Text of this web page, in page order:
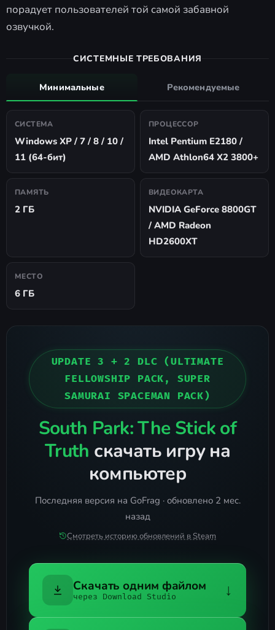
порадует пользователей той самой забавной
озвучкой.
СИСТЕМНЫЕ ТРЕБОВАНИЯ
Минимальные Рекомендуемые
СИСТЕМА
Windows XP / 7 / 8 / 10 /
11 (64-бит)
ПРОЦЕССОР
Intel Pentium E2180 /
AMD Athlon64 X2 3800+
ПАМЯТЬ
2 ГБ
ВИДЕОКАРТА
NVIDIA GeForce 8800GT
/ AMD Radeon
HD2600XT
МЕСТО
6 ГБ
UPDATE 3 + 2 DLC (ULTIMATE
FELLOWSHIP PACK, SUPER
SAMURAI SPACEMAN PACK)
South Park: The Stick of
Truth скачать игру на
компьютер
Последняя версия на GoFrag · обновлено 2 мес.
назад
Смотреть историю обновлений в Steam
Скачать одним файлом
через Download Studio ↓